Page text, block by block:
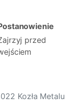
Kozła Metalu
przed